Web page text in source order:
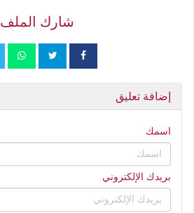
شارك الملف
إضافة تعليق
اسمك
بريدك الإلكتروني